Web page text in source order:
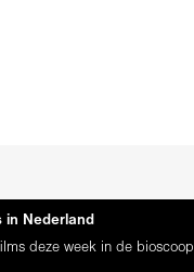
in Nederland
deze week in de bioscoop